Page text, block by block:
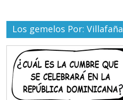
Los gemelos Por: Villafaña